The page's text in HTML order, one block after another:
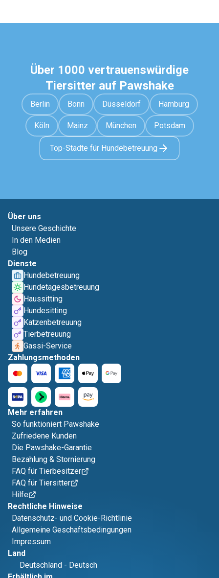
Über 1000 vertrauenswürdige
Tiersitter auf Pawshake
Berlin Bonn Düsseldorf Hamburg
Köln Mainz München Potsdam
Top-Städte für Hundebetreuung
Über uns
Unsere Geschichte
In den Medien
Blog
Dienste
Hundebetreuung
Hundetagesbetreuung
Haussitting
Hundesitting
Katzenbetreuung
Tierbetreuung
Gassi-Service
Zahlungsmethoden
Mehr erfahren
So funktioniert Pawshake
Zufriedene Kunden
Die Pawshake-Garantie
Bezahlung & Stornierung
FAQ für Tierbesitzer
FAQ für Tiersitter
Hilfe
Rechtliche Hinweise
Datenschutz- und Cookie-Richtlinie
Allgemeine Geschäftsbedingungen
Impressum
Land
Deutschland - Deutsch